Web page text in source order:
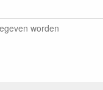
worden